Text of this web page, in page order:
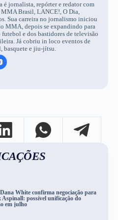
é jornalista, repórter e redator com
MMA Brasil, LANCE!, O Dia,
Sua carreira no jornalismo iniciou
MMA, depois se expandindo para
futebol e dos bastidores de televisão
Já cobriu in loco eventos de
basquete e jiu-jítsu.
White confirma negociação para
Aspinall: possível unificação do
em julho